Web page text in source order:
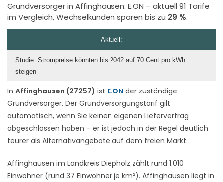
Grundversorger in Affinghausen: E.ON – aktuell 91 Tarife
im Vergleich, Wechselkunden sparen bis zu 29 %.
In Affinghausen (27257) ist E.ON der zuständige
Grundversorger. Der Grundversorgungstarif gilt
automatisch, wenn Sie keinen eigenen Liefervertrag
abgeschlossen haben – er ist jedoch in der Regel deutlich
teurer als Alternativangebote auf dem freien Markt.
Affinghausen im Landkreis Diepholz zählt rund 1.010
Einwohner (rund 37 Einwohner je km²). Affinghausen liegt in
Aktuell:
Studie: Strompreise könnten bis 2042 auf 70 Cent pro kWh
steigen